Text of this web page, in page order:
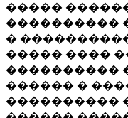
�����
����������
�
����� ����
����������
������ �
����������